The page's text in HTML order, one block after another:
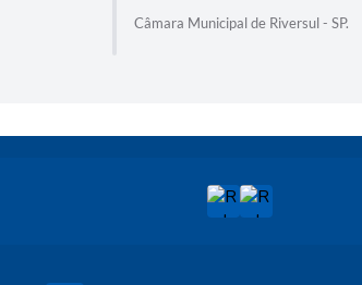
Câmara Municipal de Riversul - SP.